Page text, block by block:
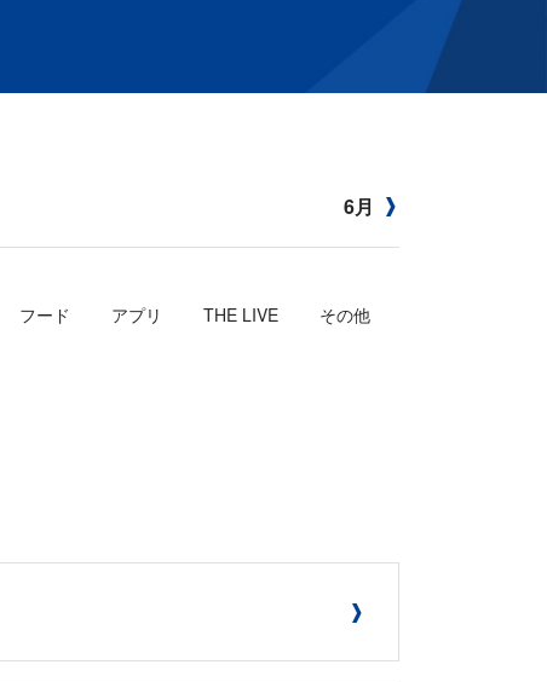
6月
フード アプリ THE LIVE その他